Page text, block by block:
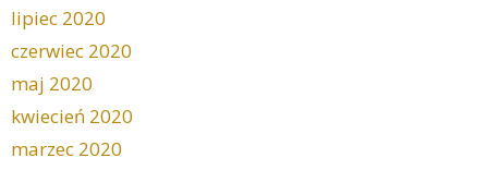
lipiec 2020
czerwiec 2020
maj 2020
kwiecień 2020
marzec 2020